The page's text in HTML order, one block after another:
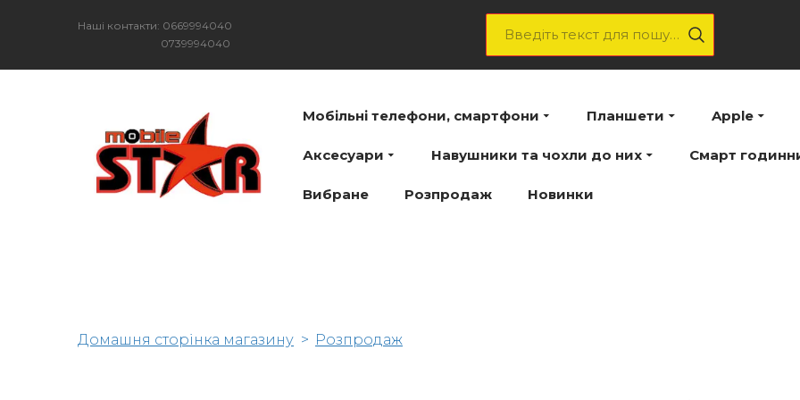
Наші контакти: 0669994040
0739994040
Мобільні телефони, смартфони Планшети Apple
Аксесуари Навушники та чохли до них Смарт
Вибране Розпродаж Новинки
Домашня сторінка магазину Розпродаж